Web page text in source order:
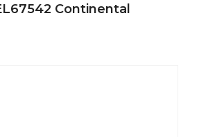
Continental